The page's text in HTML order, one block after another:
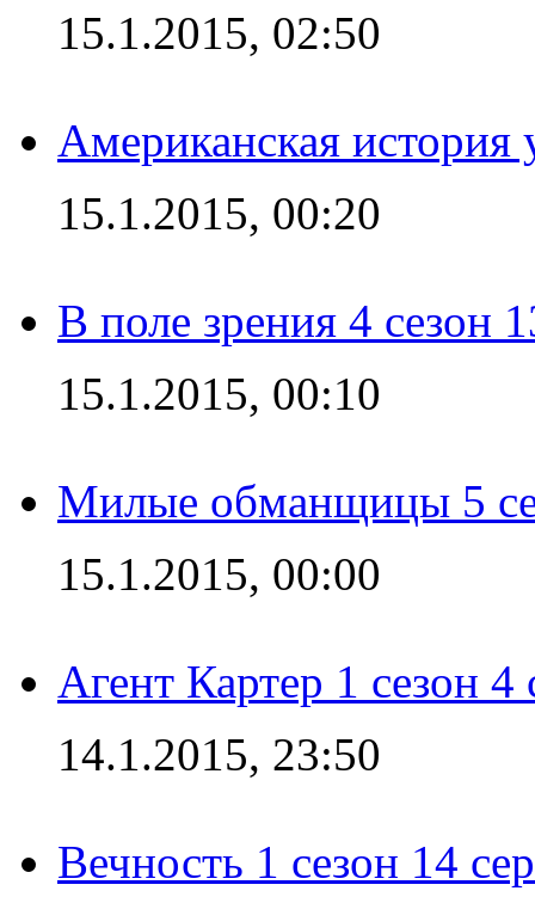
15.1.2015, 02:50
Американская история
15.1.2015, 00:20
В поле зрения 4 сезон
15.1.2015, 00:10
Милые обманщицы 5
15.1.2015, 00:00
Агент Картер 1 сезон 4
14.1.2015, 23:50
Вечность 1 сезон 14